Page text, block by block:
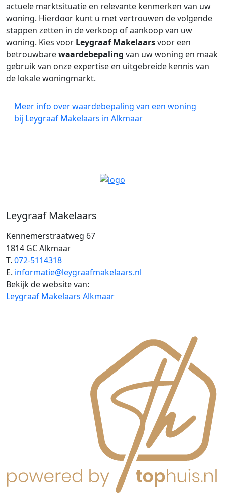
Leygraaf Makelaars
Kennemerstraatweg 67
1814 GC Alkmaar
T. 072-5114318
E. informatie@leygraafmakelaars.nl
Bekijk de website van:
Leygraaf Makelaars Alkmaar
actuele marktsituatie en relevante kenmerken van uw
woning. Hierdoor kunt u met vertrouwen de volgende
stappen zetten in de verkoop of aankoop van uw
woning. Kies voor Leygraaf Makelaarsvoor een
betrouwbarewaardebepaling van uw woning en maak
gebruik van onze expertise en uitgebreide kennis van
de lokale woningmarkt.
Meer info over waardebepaling van een woning
bij Leygraaf Makelaars in Alkmaar